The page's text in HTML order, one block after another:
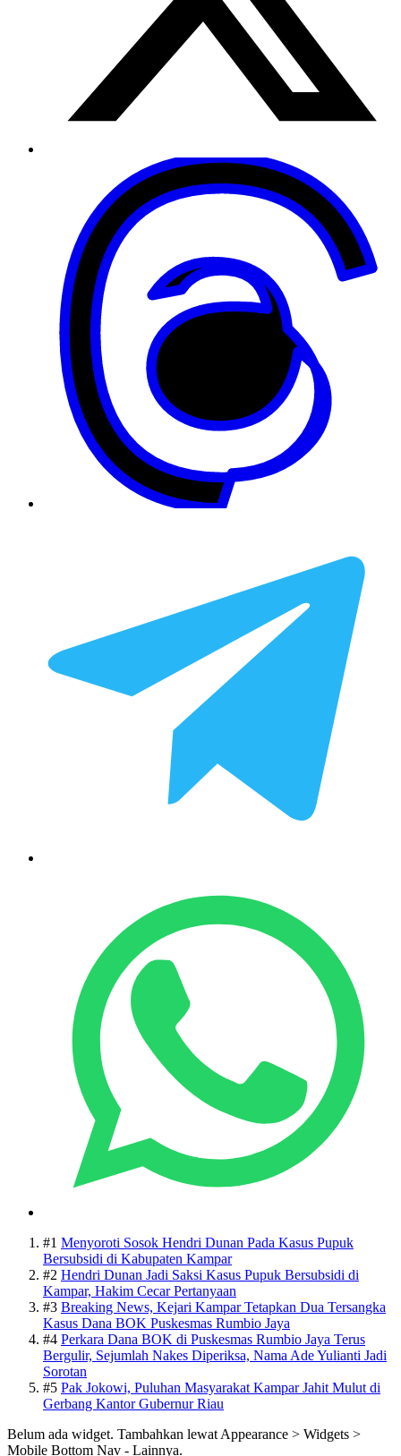
#1 Menyoroti Sosok Hendri Dunan Pada Kasus Pupuk
Bersubsidi di Kabupaten Kampar
#2 Hendri Dunan Jadi Saksi Kasus Pupuk Bersubsidi di
Kampar, Hakim Cecar Pertanyaan
#3 Breaking News, Kejari Kampar Tetapkan Dua Tersangka
Kasus Dana BOK Puskesmas Rumbio Jaya
#4 Perkara Dana BOK di Puskesmas Rumbio Jaya Terus
Bergulir, Sejumlah Nakes Diperiksa, Nama Ade Yulianti Jadi
Sorotan
#5 Pak Jokowi, Puluhan Masyarakat Kampar Jahit Mulut di
Gerbang Kantor Gubernur Riau
Belum ada widget. Tambahkan lewat Appearance > Widgets >
Mobile Bottom Nav - Lainnya.